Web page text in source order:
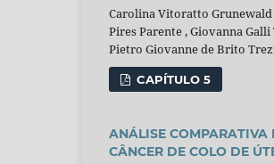
Carolina Vitoratto Grunewald
Pires Parente , Giovanna
Pietro Giovanne de Brito
CAPÍTULO 5
ANÁLISE COMPARATIVA
CÂNCER DE COLO DE